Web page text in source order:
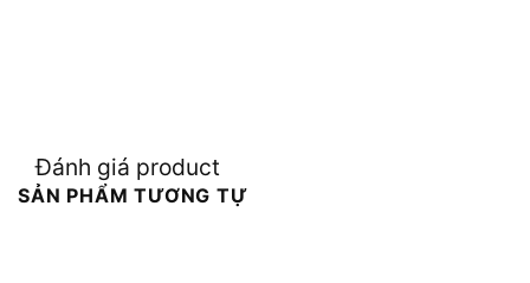
Đánh giá product
SẢN PHẨM TƯƠNG TỰ